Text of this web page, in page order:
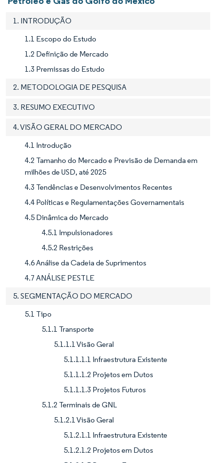
1. INTRODUÇÃO
1.1 Escopo do Estudo
1.2 Definição de Mercado
1.3 Premissas do Estudo
2. METODOLOGIA DE PESQUISA
3. RESUMO EXECUTIVO
4. VISÃO GERAL DO MERCADO
4.1 Introdução
4.2 Tamanho do Mercado e Previsão de Demanda em
milhões de USD, até 2025
4.3 Tendências e Desenvolvimentos Recentes
4.4 Políticas e Regulamentações Governamentais
4.5 Dinâmica do Mercado
4.5.1 Impulsionadores
4.5.2 Restrições
4.6 Análise da Cadeia de Suprimentos
4.7 ANÁLISE PESTLE
5. SEGMENTAÇÃO DO MERCADO
5.1 Tipo
5.1.1 Transporte
5.1.1.1 Visão Geral
5.1.1.1.1 Infraestrutura Existente
5.1.1.1.2 Projetos em Dutos
5.1.1.1.3 Projetos Futuros
5.1.2 Terminais de GNL
5.1.2.1 Visão Geral
5.1.2.1.1 Infraestrutura Existente
5.1.2.1.2 Projetos em Dutos